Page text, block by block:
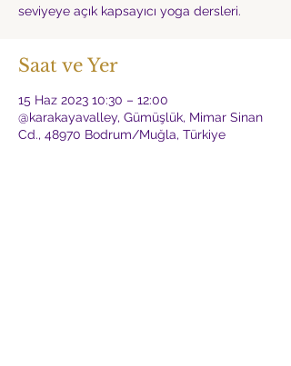
seviyeye açık kapsayıcı yoga dersleri.
Saat ve Yer
15 Haz 2023 10:30 – 12:00
@karakayavalley, Gümüşlük, Mimar Sinan
Cd., 48970 Bodrum/Muğla, Türkiye